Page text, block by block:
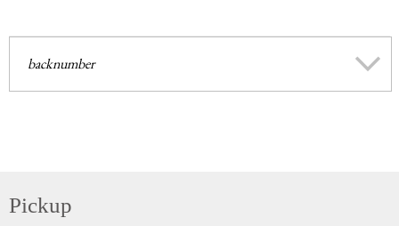
backnumber
Pickup